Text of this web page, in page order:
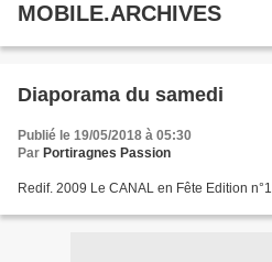
MOBILE.ARCHIVES
Diaporama du samedi
Publié le 19/05/2018 à 05:30
Par Portiragnes Passion
Redif. 2009 Le CANAL en Fête Edition n°1